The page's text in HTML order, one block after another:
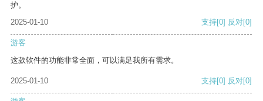
护。
2025-01-10
支持[0] 反对[0]
游客
这款软件的功能非常全面，可以满足我所有需求。
2025-01-10 支持[0] 反对[0]